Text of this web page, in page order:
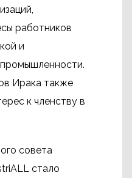
работников
и
Ирака также
к членству в
совета
стало